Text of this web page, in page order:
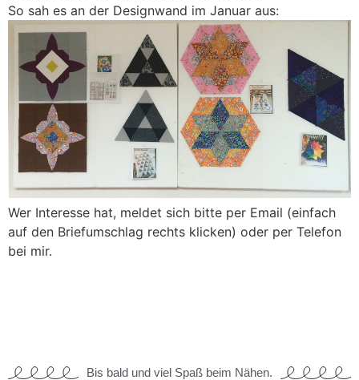
So sah es an der Designwand im Januar aus:
Wer Interesse hat, meldet sich bitte per Email (einfach
auf den Briefumschlag rechts klicken) oder per Telefon
bei mir.
Bis bald und viel Spaß beim Nähen.